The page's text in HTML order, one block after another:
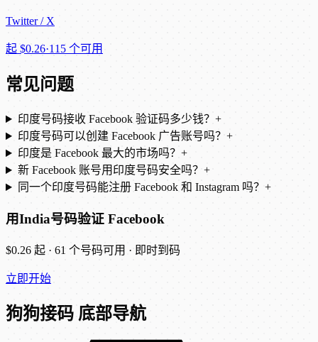
Twitter / X
起 $0.26·115 个可用
常见问题
印度号码接收 Facebook 验证码多少钱？ +
印度号码可以创建 Facebook 广告账号吗？ +
印度是 Facebook 最大的市场吗？ +
新 Facebook 账号用印度号码安全吗？ +
同一个印度号码能注册 Facebook 和 Instagram 吗？ +
用India号码验证 Facebook
$0.26 起 · 61 个号码可用 · 即时到码
立即开始
狗狗接码 底部导航